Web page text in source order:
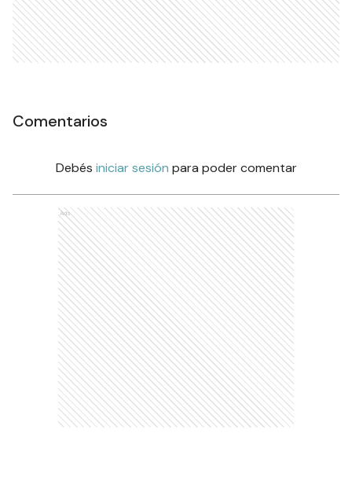
Comentarios
Debés iniciar sesión para poder comentar
Ads